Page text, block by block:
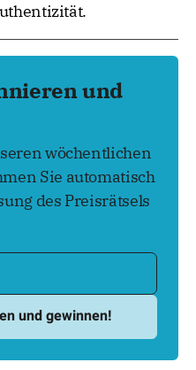
und
wöchentlichen
Sie automatisch
des Preisrätsels